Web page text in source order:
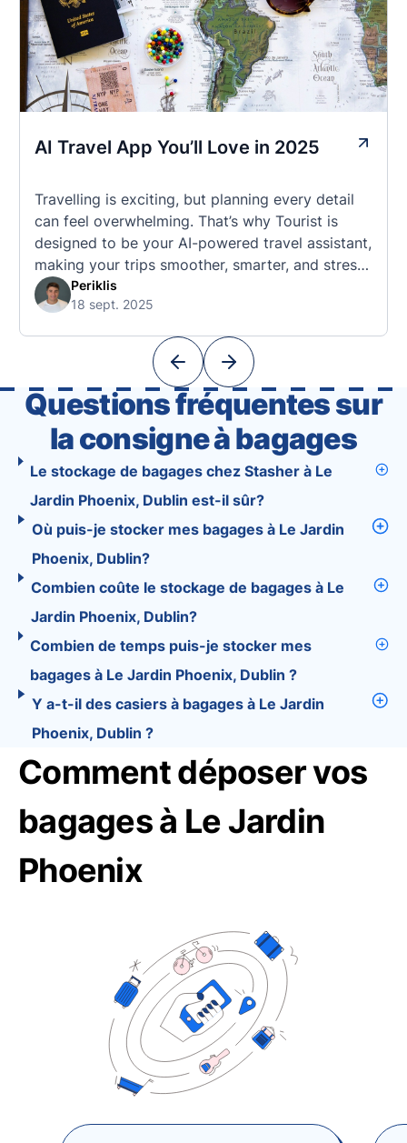
AI Travel App You’ll Love in 2025
Travelling is exciting, but planning every detail
can feel overwhelming. That’s why Tourist is
designed to be your AI-powered travel assistant,
making your trips smoother, smarter, and stress-
free. 🧭 What Makes the Tourist App Unique?
Unlike standard travel apps, Tourist combines
With Tourist, your trip planning becomes as
Periklis
18 sept. 2025
Questions fréquentes sur
la consigne à bagages
Le stockage de bagages chez Stasher à Le
Jardin Phoenix, Dublin est-il sûr?
Où puis-je stocker mes bagages à Le Jardin
Phoenix, Dublin?
Combien coûte le stockage de bagages à Le
Jardin Phoenix, Dublin?
Combien de temps puis-je stocker mes
bagages à Le Jardin Phoenix, Dublin ?
Y a-t-il des casiers à bagages à Le Jardin
Phoenix, Dublin ?
Comment déposer vos
bagages à Le Jardin
Phoenix